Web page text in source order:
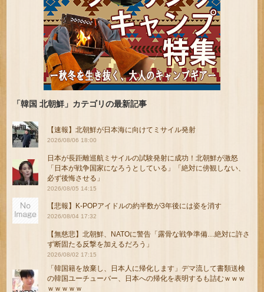
「韓国 北朝鮮」カテゴリの最新記事
【速報】北朝鮮が日本海に向けてミサイル発射
2026/08/06 18:00
日本が長距離巡航ミサイルの試験発射に成功！北朝鮮が激怒
「日本が戦争国家になろうとしている」「絶対に傍観しない、
必ず後悔させる」
2026/08/05 14:15
【悲報】K-POPアイドルの約半数が3年後には姿を消す
2026/08/04 17:32
【無慈悲】北朝鮮、NATOに警告「露骨な戦争準備…絶対に許さ
ず断固たる反撃を加えるだろう」
2026/08/02 17:15
「韓国籍を放棄し、日本人に帰化します」デマ流して書類送検
の韓国ユーチューバー、日本への帰化を表明するも詰むｗｗｗ
ｗｗｗｗｗ